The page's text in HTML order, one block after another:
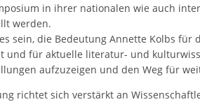
in ihrer nationalen wie auch
werden.
sein, die Bedeutung Annette Kolbs für
und für aktuelle literatur- und
aufzuzeigen und den Weg für
richtet sich verstärkt an